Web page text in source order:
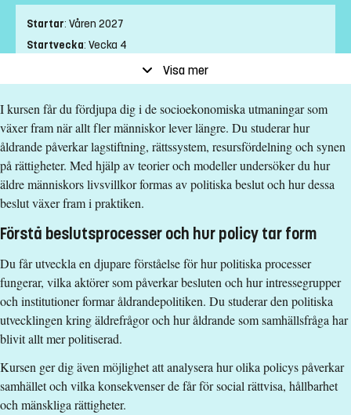
Startar: Våren 2027
Startvecka: Vecka 4
Ort:Norrköping
Studietakt:Halvfart
Nivå:Avancerad nivå
Studieform: Distans
Undervisningstid:Dagtid
Antal obligatoriska tillfällen:
Undervisningsspråk
Anmälningskod :LIU-41020
Antal platser
:5
Särskilda förkunskapskrav
150 hp varav 90 hp med progression inom ett huvudområde.
5 hp inom metod.
5 hp inom samhällsvetenskap.
Engelska 6 alternativt Engelska nivå 2.
Visa mer
I kursen får du fördjupa dig i de socioekonomiska utmaningar som
växer fram när allt fler människor lever längre. Du studerar hur
åldrande påverkar lagstiftning, rättssystem, resursfördelning och synen
på rättigheter. Med hjälp av teorier och modeller undersöker du hur
äldre människors livsvillkor formas av politiska beslut och hur dessa
beslut växer fram i praktiken.
Förstå beslutsprocesser och hur policy tar form
Du får utveckla en djupare förståelse för hur politiska processer
fungerar, vilka aktörer som påverkar besluten och hur intressegrupper
och institutioner formar åldrandepolitiken. Du studerar den politiska
utvecklingen kring äldrefrågor och hur åldrande som samhällsfråga har
blivit allt mer politiserad.
Kursen ger dig även möjlighet att analysera hur olika policys påverkar
samhället och vilka konsekvenser de får för social rättvisa, hållbarhet
och mänskliga rättigheter.